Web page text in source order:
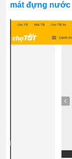
mát đựng nước